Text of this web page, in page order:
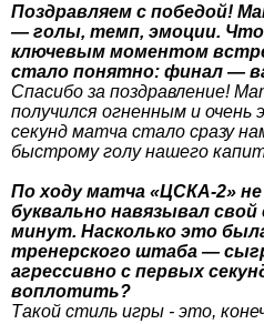
Поздравляем с победой!
— голы, темп, эмоции. Что
ключевым моментом
стало понятно: финал —
Спасибо за поздравление!
получился огненным и
секунд матча стало сразу
быстрому голу нашего
По ходу матча «ЦСКА-2»
буквально навязывал
минут. Насколько это
тренерского штаба —
агрессивно с первых
воплотить?
Такой стиль игры - это,